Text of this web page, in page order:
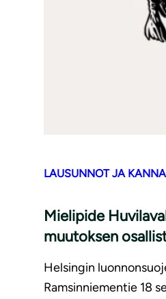
LAUSUNNOT JA
Mielipide
muutoksen
Helsingin
Ramsinniementie 18